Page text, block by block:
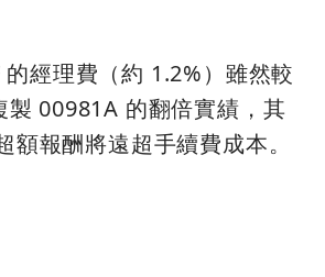
經理費（約 1.2%）雖然較
製 00981A 的翻倍實績，其
額報酬將遠超手續費成本。